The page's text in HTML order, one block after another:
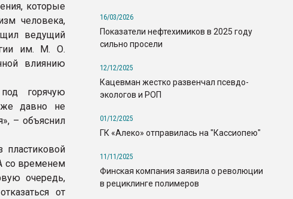
которые
человека,
ведущий
им. М. О.
влиянию
горячую
давно не
– объяснил
пластиковой
со временем
очередь,
от
16/03/2026
Показатели нефтехимиков в 2025 году
сильно просели
12/12/2025
Кацевман жестко развенчал псевдо-
экологов и РОП
01/12/2025
ГК «Алеко» отправилась на "Кассиопею"
11/11/2025
Финская компания заявила о революции
в рециклинге полимеров